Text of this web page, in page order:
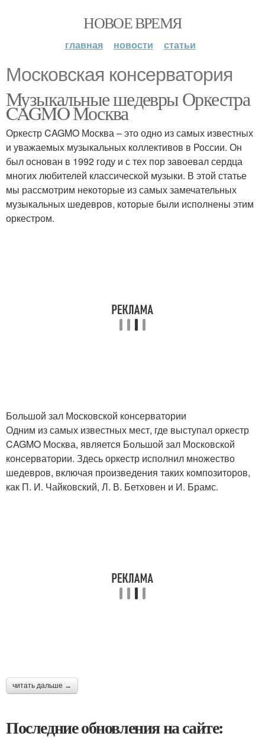
НОВОЕ ВРЕМЯ
главная новости статьи
Московская консерватория
Музыкальные шедевры Оркестра
CAGMO Москва
Оркестр CAGMO Москва – это одно из самых известных
и уважаемых музыкальных коллективов в России. Он
был основан в 1992 году и с тех пор завоевал сердца
многих любителей классической музыки. В этой статье
мы рассмотрим некоторые из самых замечательных
музыкальных шедевров, которые были исполнены этим
оркестром.
Большой зал Московской консерватории
Одним из самых известных мест, где выступал оркестр
CAGMO Москва, является Большой зал Московской
консерватории. Здесь оркестр исполнил множество
шедевров, включая произведения таких композиторов,
как П. И. Чайковский, Л. В. Бетховен и И. Брамс.
читать дальше →
Последние обновления на сайте: